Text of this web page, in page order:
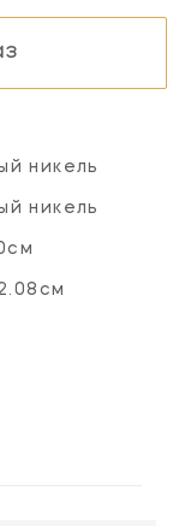
никель
никель